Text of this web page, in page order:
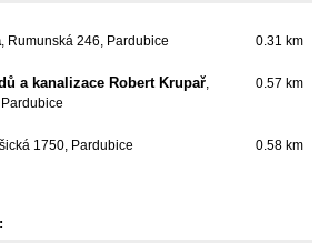
, Rumunská 246, Pardubice 0.31 km
a kanalizace Robert Krupař,
0.57 km
1750, Pardubice 0.58 km